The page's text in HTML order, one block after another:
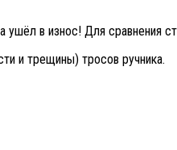
в износ! Для сравнения
и трещины) тросов ручника.